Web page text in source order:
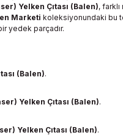
Yelken Çıtası (Balen),
Marketi koleksiyonundaki bu
yedek parçadır.
(Balen).
Yelken Çıtası (Balen).
Yelken Çıtası (Balen).